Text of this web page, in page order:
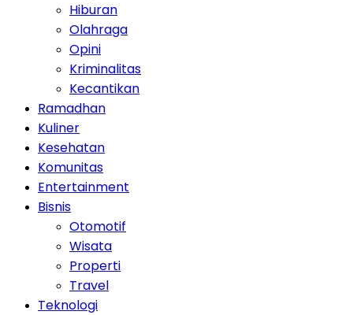
Hiburan
Olahraga
Opini
Kriminalitas
Kecantikan
Ramadhan
Kuliner
Kesehatan
Komunitas
Entertainment
Bisnis
Otomotif
Wisata
Properti
Travel
Teknologi